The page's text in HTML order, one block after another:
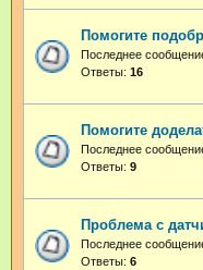
Помогите
Последнее
Ответы: 16
Помогите
Последнее
Ответы: 9
Проблема с
Последнее
Ответы: 6